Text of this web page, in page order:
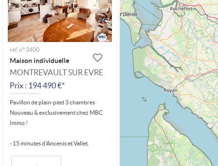
ref. n° 3400
Maison individuelle
MONTREVAULT SUR EVRE
Prix : 194 490 €*
Pavillon de plain-pied 3 chambres
Nouveau & exclusivement chez MBC
Immo !
- 15 minutes d'Ancenis et Vallet.